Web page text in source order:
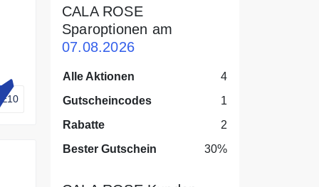
SE10
CALA ROSE
Sparoptionen am
07.08.2026
Alle Aktionen
4
Gutscheincodes
1
Rabatte
2
Bester Gutschein
30%